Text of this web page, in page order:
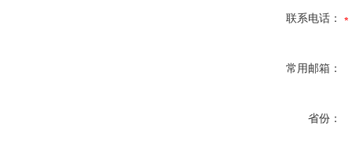
联系电话：
常用邮箱：
省份：